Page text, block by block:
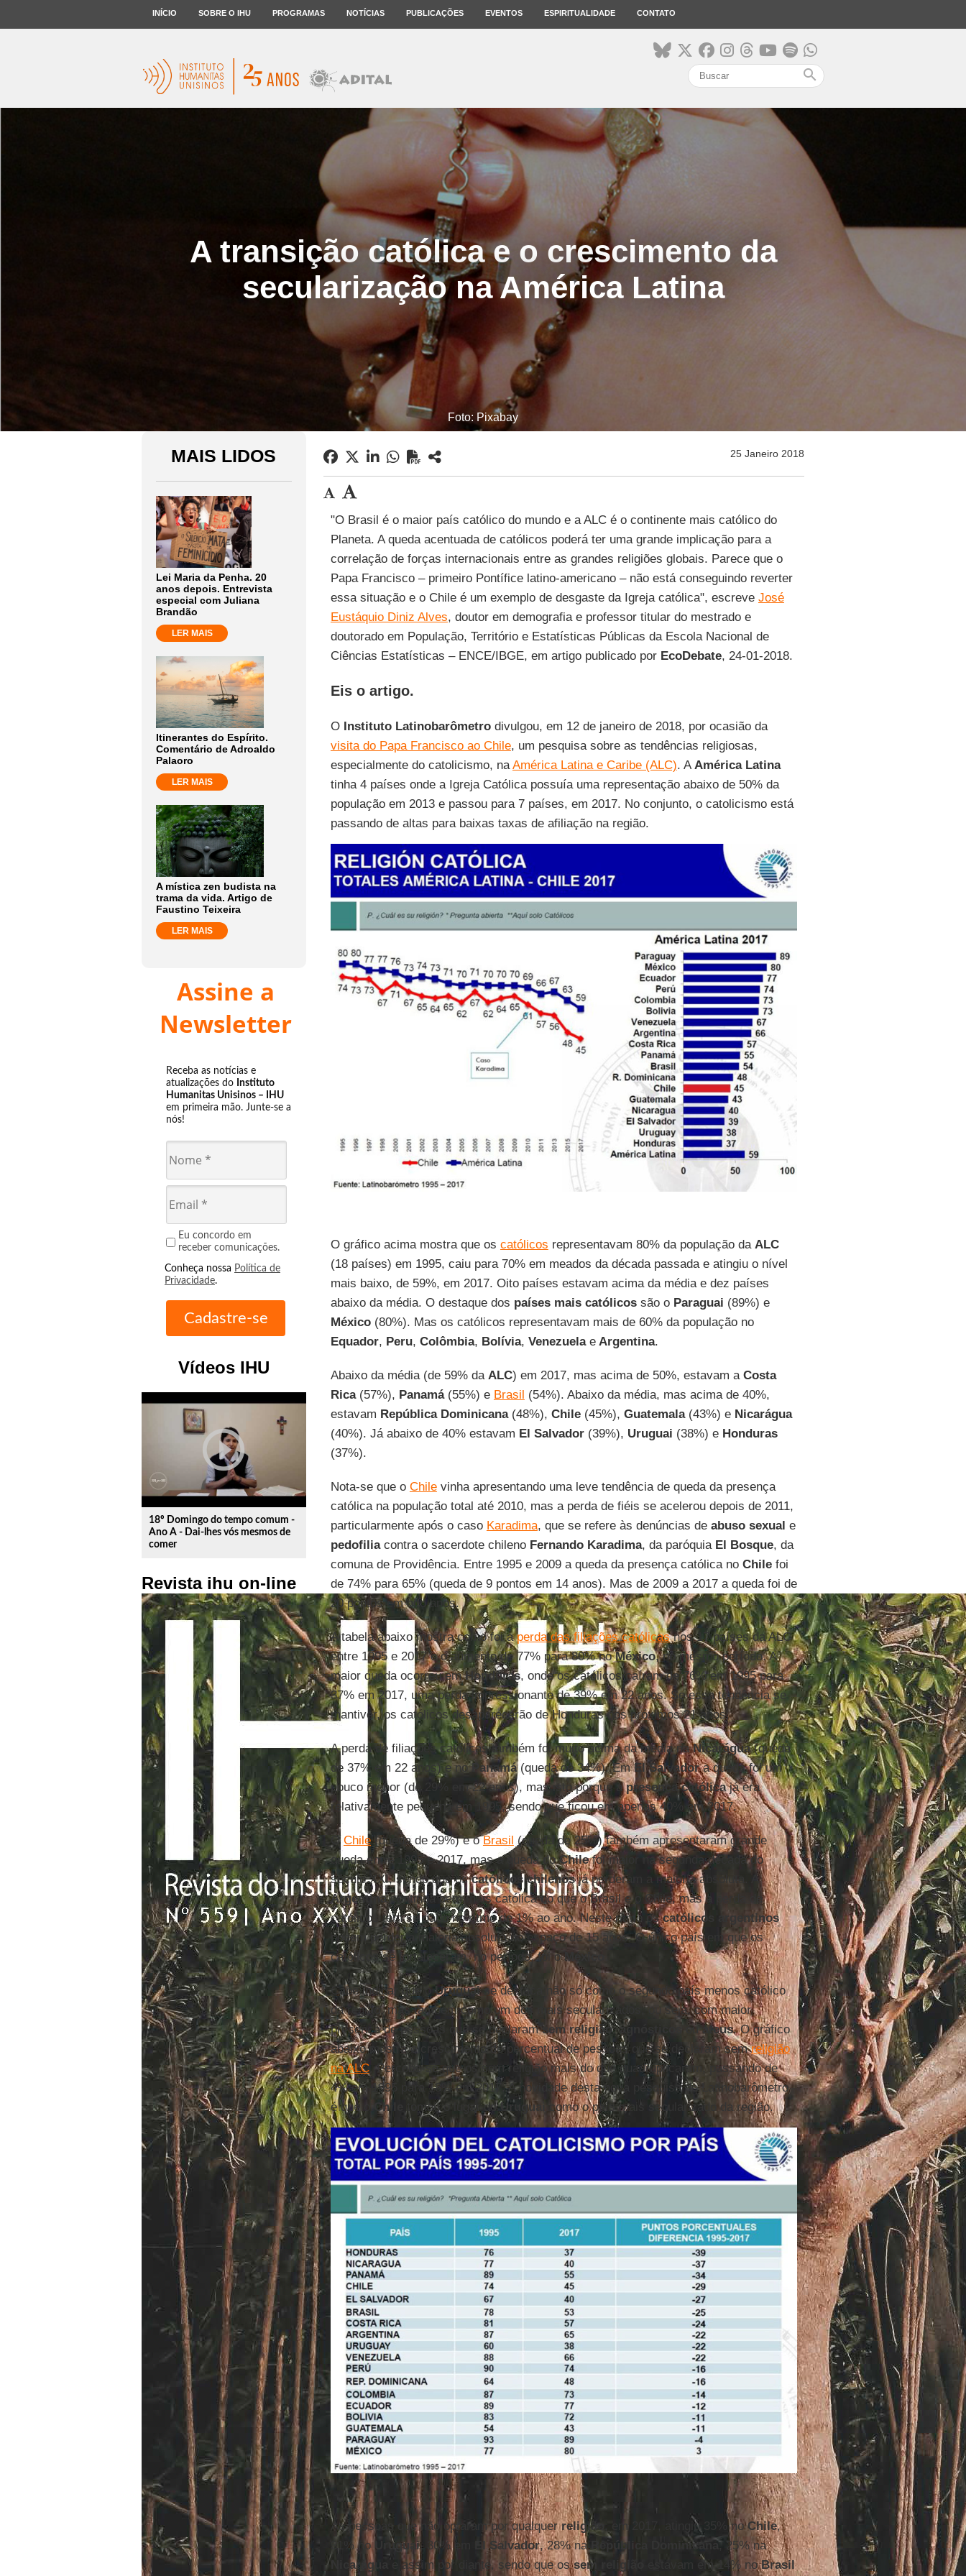
INÍCIO SOBRE O IHU PROGRAMAS NOTÍCIAS PUBLICAÇÕES EVENTOS ESPIRITUALIDADE CONTATO
search
A transição católica e o crescimento da
secularização na América Latina
Foto: Pixabay
MAIS LIDOS
Lei Maria da Penha. 20
anos depois. Entrevista
especial com Juliana
Brandão
LER MAIS
Itinerantes do Espírito.
Comentário de Adroaldo
Palaoro
LER MAIS
A mística zen budista na
trama da vida. Artigo de
Faustino Teixeira
LER MAIS
Assine a
Newsletter
Receba as notícias e
atualizações do Instituto
Humanitas Unisinos – IHU
em primeira mão. Junte-se a
nós!
Eu concordo em
receber comunicações.
Conheça nossa Política de
Privacidade.
Vídeos IHU
play_circle_outline
18º Domingo do tempo comum -
Ano A - Dai-lhes vós mesmos de
comer
Revista ihu on-line
25 Janeiro 2018
"O Brasil é o maior país católico do mundo e a ALC é o continente mais católico do
Planeta. A queda acentuada de católicos poderá ter uma grande implicação para a
correlação de forças internacionais entre as grandes religiões globais. Parece que o
Papa Francisco – primeiro Pontífice latino-americano – não está conseguindo reverter
essa situação e o Chile é um exemplo de desgaste da Igreja católica", escreve José
Eustáquio Diniz Alves, doutor em demografia e professor titular do mestrado e
doutorado em População, Território e Estatísticas Públicas da Escola Nacional de
Ciências Estatísticas – ENCE/IBGE, em artigo publicado por EcoDebate, 24-01-2018.
Eis o artigo.
O Instituto Latinobarômetrodivulgou, em 12 de janeiro de 2018, por ocasião da
visita do Papa Francisco ao Chile, um pesquisa sobre as tendências religiosas,
especialmente do catolicismo, naAmérica Latina e Caribe (ALC). AAmérica Latina
tinha 4 países onde a Igreja Católica possuía uma representação abaixo de 50% da
população em 2013 e passou para 7 países, em 2017. No conjunto, o catolicismo está
passando de altas para baixas taxas de afiliação na região.
O gráfico acima mostra que os católicos representavam 80% da população da ALC
(18 países) em 1995, caiu para 70% em meados da década passada e atingiu o nível
mais baixo, de 59%, em 2017. Oito países estavam acima da média e dez países
abaixo da média. O destaque dos países mais católicossão o Paraguai (89%) e
México(80%). Mas os católicos representavam mais de 60% da população no
Equador, Peru, Colômbia, Bolívia, VenezuelaeArgentina.
Abaixo da média (de 59% da ALC) em 2017, mas acima de 50%, estavam a Costa
Rica(57%), Panamá(55%) e Brasil (54%). Abaixo da média, mas acima de 40%,
estavam República Dominicana(48%), Chile(45%), Guatemala(43%) e Nicarágua
(40%). Já abaixo de 40% estavam El Salvador(39%), Uruguai (38%) e Honduras
(37%).
Nota-se que o Chilevinha apresentando uma leve tendência de queda da presença
católica na população total até 2010, mas a perda de fiéis se acelerou depois de 2011,
particularmente após o caso Karadima, que se refere às denúncias deabuso sexual e
pedofiliacontra o sacerdote chileno Fernando Karadima, da paróquia El Bosque, da
comuna de Providência. Entre 1995 e 2009 a queda da presença católica no Chilefoi
de 74% para 65% (queda de 9 pontos em 14 anos). Mas de 2009 a 2017 a queda foi de
20 pontos em oito anos.
A tabela abaixo mostra como foi aperda das filiações católicasnos 17 países da ALC
entre 1995 e 2017 e o aumento de 77% para 80% noMéxico, no mesmo período. A
maior queda ocorreu emHonduras, onde os católicos caíram de 76% em 1995 para
37% em 2017, uma perda impressionante de 39% em 22 anos. Se essa tendência se
mantiver, os católicos desaparecerão de Honduras nos próximos 21 anos.
A perda de filiações católicas também foi muito acima da média naNicarágua(queda
de 37% em 22 anos) e noPanamá(queda de 34%). EmEl Salvadora queda foi um
pouco menor (de 29% em 22 anos), mas isto porque apresença católicajá era
relativamente pequena em 1995, sendo que ficou em apenas 40% em 2017.
O Chile(queda de 29%) e oBrasil (queda de 25%) também apresentaram grande
queda entre 1995 e 2017, mas a queda doChilefoi maior na segunda década do
século XXI, sendo que oscatólicos chilenosjá perderam a maioria absoluta. A
Argentinacontinua bem mais católica do que o Brasil e o Chile, mas a perda de
católicos tem se dado no ritmo de 1% ao ano. Neste ritmo oscatólicos argentinos
podem perder a maioria absoluta no espaço de 15 anos. O único país em que os
católicos se fortaleceram, no período, foi oMéxico
Cabe indicar que o Uruguaise destaca não só como o segundo país menos católico
da região, mas também como um dos mais secularizados, ou seja, com maior
presença de pessoas que se declaramsem religião,agnósticos ouateus. O gráfico
abaixo mostra o crescimento do percentual de pessoas que se declaram semreligião
na ALC. Percebe-se que os sem religião mais do que quadruplicaram, passando de
4% em 1995 para 18% em 2017. A novidade desta nova pesquisa do Latinobarômetro
é que o
Chile tomou o lugar doUruguai como o país mais secularizado da região.
As pessoas que não optaram por qualquerreligião , em 2017, atingiu 35% noChile,
31% no
Uruguai, 30% em El Salvador, 28% na República Dominicana, 25% na
Nicarágua
e assim por diante, sendo que ossem religião estavam em 14% noBrasil